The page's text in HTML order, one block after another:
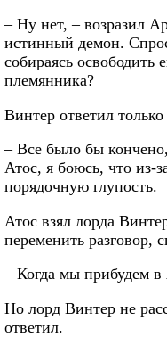
– Ну нет, – возразил
истинный демон.
собираясь освободить
племянника?
Винтер ответил
– Все было бы
Атос, я боюсь, что из-
порядочную глупость.
Атос взял лорда
переменить разговор,
– Когда мы прибудем
Но лорд Винтер не
ответил.